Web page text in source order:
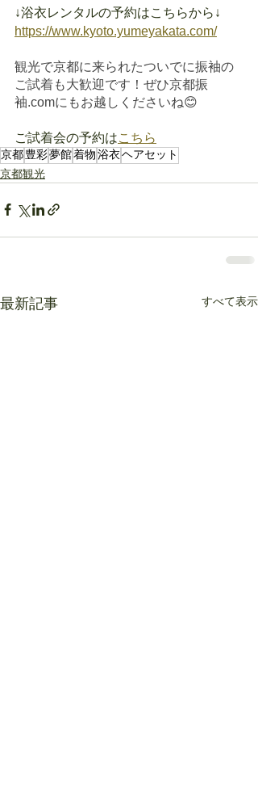
↓浴衣レンタルの予約はこちらから↓
https://www.kyoto.yumeyakata.com/
観光で京都に来られたついでに振袖の
ご試着も大歓迎です！ぜひ京都振
袖.comにもお越しくださいね😊
ご試着会の予約はこちら
京都豊彩夢館着物浴衣ヘアセット
京都観光
最新記事 すべて表示